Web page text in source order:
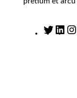
T
L